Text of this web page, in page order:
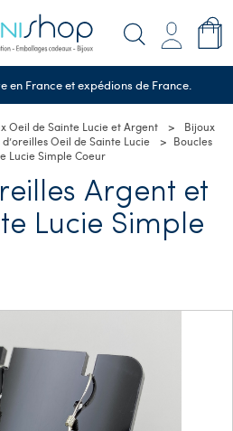
en France et expédions de France.
Oeil de Sainte Lucie et Argent
Bijoux
d’oreilles Oeil de Sainte Lucie
Boucles
Lucie Simple Coeur
Argent et
Lucie Simple